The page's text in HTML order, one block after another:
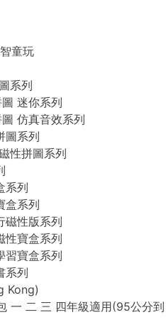
童玩
系列
迷你系列
仿真音效系列
圖系列
性拼圖系列
系列
盒系列
磁性版系列
性寶盒系列
習寶盒系列
系列
Kong)
一 二 三 四年級適用(95公分到